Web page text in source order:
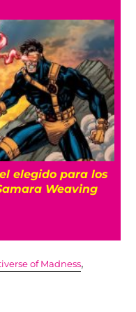
elegido para los
Weaving
of Madness,